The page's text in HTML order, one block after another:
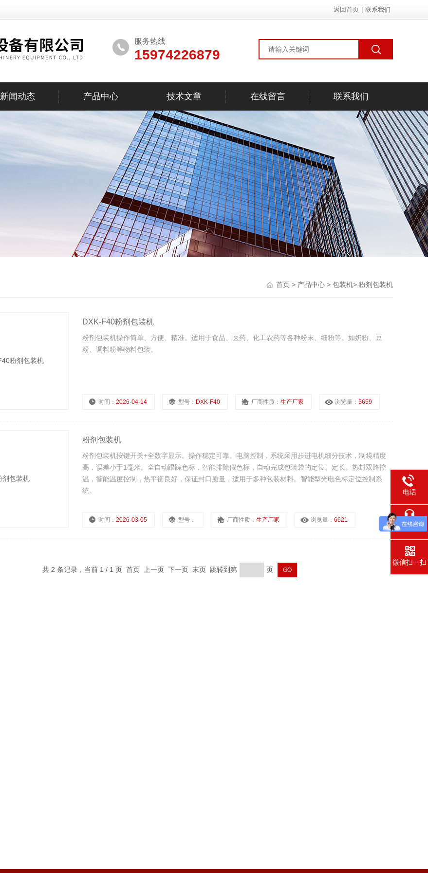
返回首页 联系我们
服务热线
15974226879
新闻动态 产品中心 技术文章 在线留言 联系我们
首页 > 产品中心 > 包装机> 粉剂包装机
DXK-F40粉剂包装机
粉剂包装机操作简单、方便、精准。适用于食品、医药、化工农药等各种粉末、细粉等。如奶粉、豆
粉、调料粉等物料包装。
时间： 2026-04-14 型号： DXK-F40 厂商性质： 生产厂家 浏览量： 5659
粉剂包装机
粉剂包装机按键开关+全数字显示。操作稳定可靠。电脑控制，系统采用步进电机细分技术，制袋精度
高，误差小于1毫米。全自动跟踪色标，智能排除假色标，自动完成包装袋的定位、定长。热封双路控
温，智能温度控制，热平衡良好，保证封口质量，适用于多种包装材料。智能型光电色标定位控制系
统。
时间： 2026-03-05 型号： 厂商性质： 生产厂家 浏览量： 6621
共 2 条记录，当前 1 / 1 页 首页 上一页 下一页 末页 跳转到第 页
电话
在线交流
微信扫一扫